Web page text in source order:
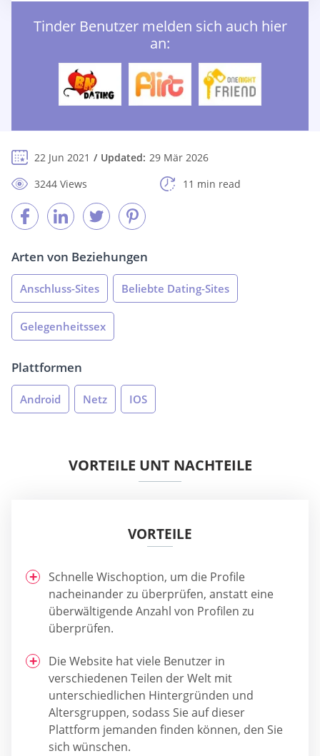
Tinder Benutzer melden sich auch hier
an:
22 Jun 2021 Updated: 29 Mär 2026
3244 Views
11 min read
Arten von Beziehungen
Anschluss-Sites Beliebte Dating-Sites
Gelegenheitssex
Plattformen
Android Netz IOS
VORTEILE UNT NACHTEILE
VORTEILE
Schnelle Wischoption, um die Profile
nacheinander zu überprüfen, anstatt eine
überwältigende Anzahl von Profilen zu
überprüfen.
Die Website hat viele Benutzer in
verschiedenen Teilen der Welt mit
unterschiedlichen Hintergründen und
Altersgruppen, sodass Sie auf dieser
Plattform jemanden finden können, den Sie
sich wünschen.